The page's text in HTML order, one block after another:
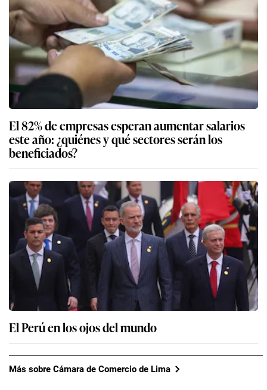
El 82% de empresas esperan aumentar salarios
este año: ¿quiénes y qué sectores serán los
beneficiados?
El Perú en los ojos del mundo
Más sobre Cámara de Comercio de Lima